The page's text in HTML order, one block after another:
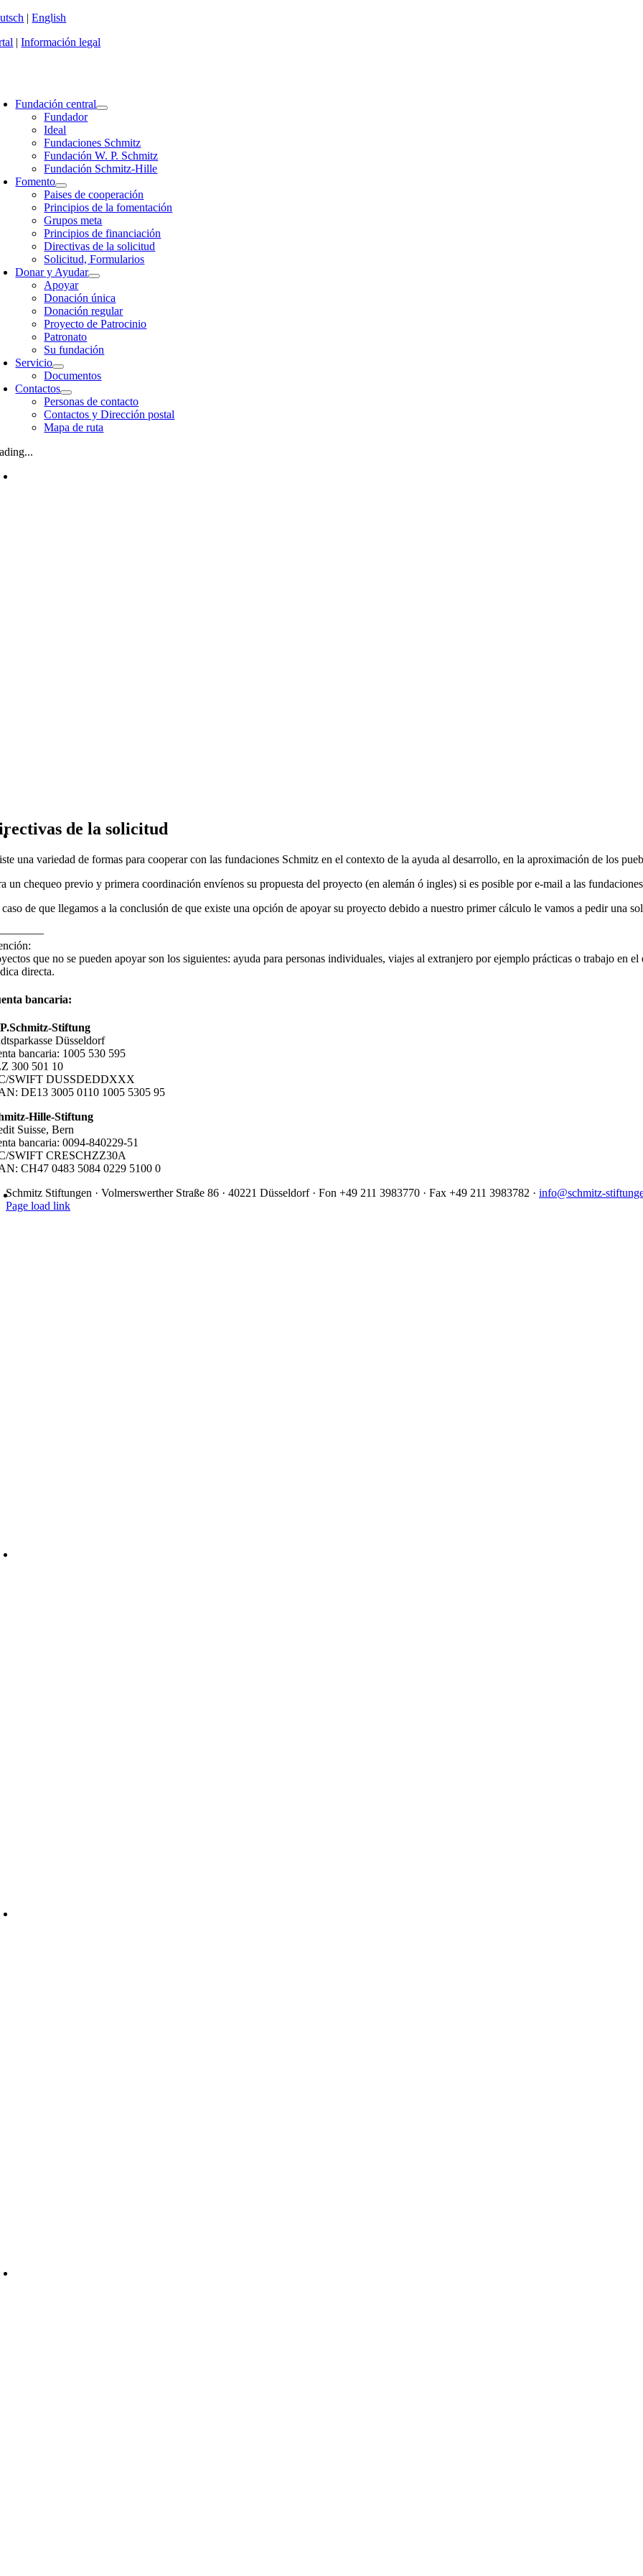
Zum
springen
|English
|Información legal
Fundación central
Fundador
Ideal
Fundaciones Schmitz
Fundación W. P. Schmitz
Fundación Schmitz-Hille
Fomento
Paises de cooperación
Principios de la fomentación
Grupos meta
Principios de financiación
Directivas de la solicitud
Solicitud, Formularios
Donar y Ayudar
Apoyar
Donación única
Donación regular
Proyecto de Patrocinio
Patronato
Su fundación
Servicio
Documentos
Contactos
Personas de contacto
Contactos y Dirección postal
Mapa de ruta
de la solicitud
una variedad de formas para cooperar con las fundaciones Schmitz en el contexto de la ayuda al desarrollo, en la aproximación de los
un chequeo previo y primera coordinación envíenos su propuesta del proyecto (en alemán ó ingles) si es posible por e-mail a las
de que llegamos a la conclusión de que existe una opción de apoyar su proyecto debido a nuestro primer cálculo le vamos a pedir una
que no se pueden apoyar son los siguientes: ayuda para personas individuales, viajes al extranjero por ejemplo prácticas o trabajo en el
directa.
bancaria:
Stiftung
Düsseldorf
bancaria: 1005 530 595
300 501 10
SWIFT DUSSDEDDXXX
DE13 3005 0110 1005 5305 95
Hille-Stiftung
Suisse, Bern
bancaria: 0094-840229-51
SWIFT CRESCHZZ30A
CH47 0483 5084 0229 5100 0
Schmitz Stiftungen · Volmerswerther Straße 86 · 40221 Düsseldorf · Fon +49 211 3983770 · Fax +49 211 3983782 · info@schmitz-
Page load link